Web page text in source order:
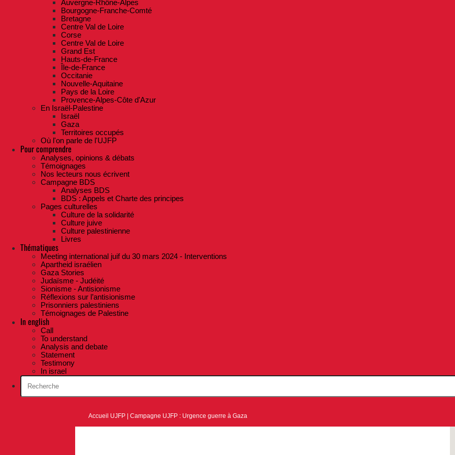
Auvergne-Rhône-Alpes
Bourgogne-Franche-Comté
Bretagne
Centre Val de Loire
Corse
Centre Val de Loire
Grand Est
Hauts-de-France
Île-de-France
Occitanie
Nouvelle-Aquitaine
Pays de la Loire
Provence-Alpes-Côte d'Azur
En Israël-Palestine
Israël
Gaza
Territoires occupés
Où l'on parle de l'UJFP
Pour comprendre
Analyses, opinions & débats
Témoignages
Nos lecteurs nous écrivent
Campagne BDS
Analyses BDS
BDS : Appels et Charte des principes
Pages culturelles
Culture de la solidarité
Culture juive
Culture palestinienne
Livres
Thématiques
Meeting international juif du 30 mars 2024 - Interventions
Apartheid israélien
Gaza Stories
Judaïsme - Judéité
Sionisme - Antisionisme
Réflexions sur l’antisionisme
Prisonniers palestiniens
Témoignages de Palestine
In english
Call
To understand
Analysis and debate
Statement
Testimony
In israel
Accueil UJFP |Campagne UJFP : Urgence guerre à Gaza